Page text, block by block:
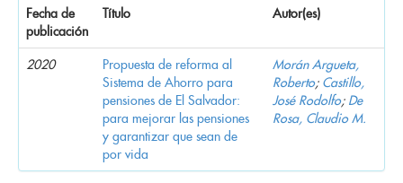
Fecha de
publicación
Título Autor(es)
2020
Propuesta de reforma al
Sistema de Ahorro para
pensiones de El Salvador:
para mejorar las pensiones
y garantizar que sean de
por vida
Morán Argueta,
Roberto; Castillo,
José Rodolfo; De
Rosa, Claudio M.